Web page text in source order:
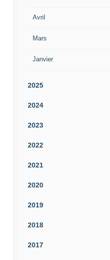
Avril
Mars
Janvier
2025
2024
2023
2022
2021
2020
2019
2018
2017